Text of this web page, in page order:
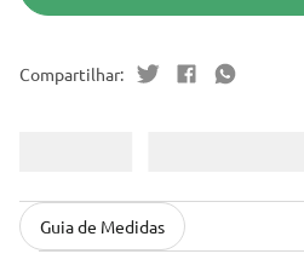
Guia de Medidas